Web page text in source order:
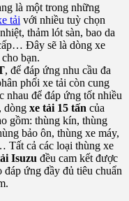
là một trong những
tải với nhiều tuỳ chọn
thảm lót sàn, bao da
Đây sẽ là dòng xe
bạn.
, để đáp ứng nhu cầu đa
phối xe tải còn cung
nhau để đáp ứng tốt nhiều
dòng xe tải 15 tấn của
gồm: thùng kín, thùng
bảo ôn, thùng xe máy,
Tất cả các loại thùng xe
Isuzu đều cam kết được
ứng đầy đủ tiêu chuẩn